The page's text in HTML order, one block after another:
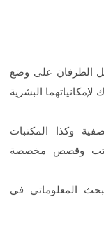
الطرفان على وضع
البشرية
وكذا المكتبات
بكتب وقصص مخصصة
المعلوماتي في